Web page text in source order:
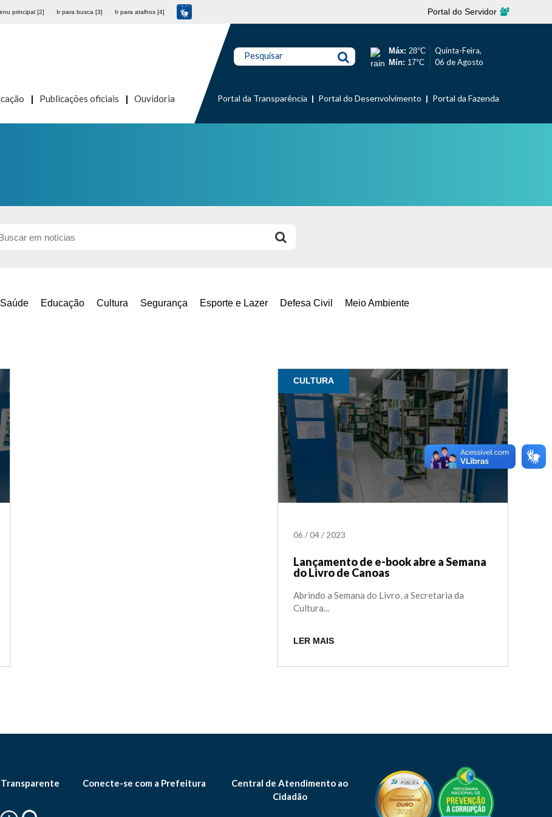
principal [2] Ir para busca [3] Ir para atalhos [4] Portal do Servidor
Publicações oficiais Ouvidoria
Pesquisar Máx: 28°C
Mín: 17°C
Quinta-Feira,
06 de Agosto
Portal da Transparência Portal do Desenvolvimento Portal da Fazenda
Saúde Educação Cultura Segurança Esporte e Lazer Defesa Civil Meio Ambiente
CULTURA
06 /04/2023
Lançamento de e-book abre a Semana
do Livro de Canoas
Abrindo a Semana do Livro, a Secretaria da
Cultura...
LER MAIS
Conecte-se com a Prefeitura
Central de Atendimento ao
Cidadão